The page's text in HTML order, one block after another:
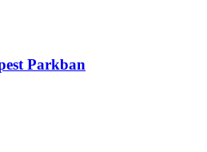
Parkban